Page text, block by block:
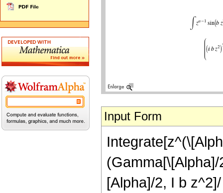
Input Form
[Alpha]/2, I b